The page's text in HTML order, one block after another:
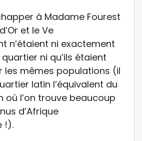
à Madame Fourest
et le Ve
n’étaient ni exactement
ni qu’ils étaient
les mêmes populations (il
latin l’équivalent du
où l’on trouve beaucoup
d’Afrique
!).